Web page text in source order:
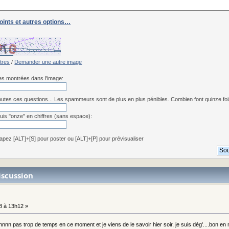
et autres options…
/ Demander une autre image
montrées dans l'image:
ces questions... Les spammeurs sont de plus en plus pénibles. Combien font quinze
"onze" en chiffres (sans espace):
[ALT]+[S] pour poster ou [ALT]+[P] pour prévisualiser
à 13h12 »
pas trop de temps en ce moment et je viens de le savoir hier soir, je suis dèg'....bon